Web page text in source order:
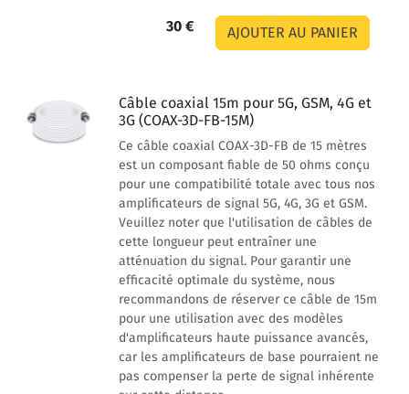
30 €
Câble coaxial 15m pour 5G, GSM, 4G et
3G (COAX-3D-FB-15M)
Ce câble coaxial COAX-3D-FB de 15 mètres
est un composant fiable de 50 ohms conçu
pour une compatibilité totale avec tous nos
amplificateurs de signal 5G, 4G, 3G et GSM.
Veuillez noter que l'utilisation de câbles de
cette longueur peut entraîner une
atténuation du signal. Pour garantir une
efficacité optimale du système, nous
recommandons de réserver ce câble de 15m
pour une utilisation avec des modèles
d'amplificateurs haute puissance avancés,
car les amplificateurs de base pourraient ne
pas compenser la perte de signal inhérente